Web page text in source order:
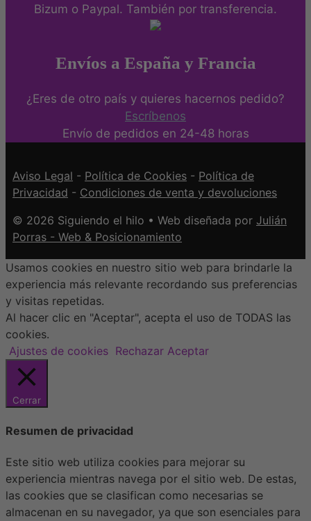
Bizum o Paypal. También por transferencia.
Envíos a España y Francia
¿Eres de otro país y quieres hacernos pedido?
Escríbenos
Envío de pedidos en 24-48 horas
Aviso Legal - Política de Cookies - Política de
Privacidad - Condiciones de venta y devoluciones
© 2026 Siguiendo el hilo • Web diseñada por Julián
Porras - Web & Posicionamiento
Usamos cookies en nuestro sitio web para brindarle la
experiencia más relevante recordando sus preferencias
y visitas repetidas.
Al hacer clic en "Aceptar", acepta el uso de TODAS las
cookies.
Ajustes de cookies Rechazar Aceptar
Cerrar
Resumen de privacidad
Este sitio web utiliza cookies para mejorar su
experiencia mientras navega por el sitio web. De estas,
las cookies que se clasifican como necesarias se
almacenan en su navegador, ya que son esenciales para